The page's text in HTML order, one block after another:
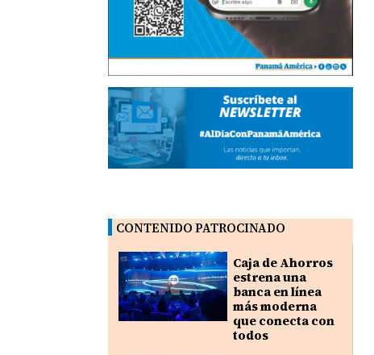
CONTENIDO PATROCINADO
Caja de Ahorros
estrena una
banca en línea
más moderna
que conecta con
todos